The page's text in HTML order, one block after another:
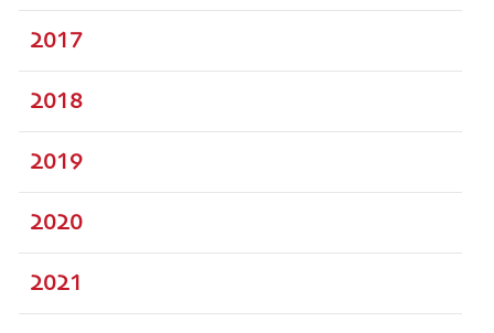
2017
2018
2019
2020
2021